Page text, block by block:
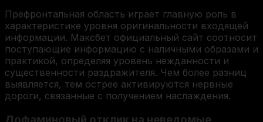
Префронтальная область играет главную роль в
характеристике уровня оригинальности входящей
информации. Максбет официальный сайт соотносит
поступающие информацию с наличными образами и
практикой, определяя уровень нежданности и
существенности раздражителя. Чем более разниц
выявляется, тем острее активируются нервные
дороги, связанные с получением наслаждения.